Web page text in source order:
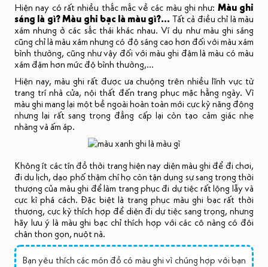
Hiện nay có rất nhiều thắc mắc về các màu ghi như: Màu ghi
sáng là gì? Màu ghi bạc là màu gì?... Tất cả điều chỉ là màu
xám nhưng ở các sắc thái khác nhau. Ví dụ như màu ghi sáng
cũng chỉ là màu xám nhưng có độ sáng cao hơn đối với màu xám
bình thường, cũng như vậy đối với màu ghi đậm là màu có màu
xám đậm hơn mức độ bình thường,...
Hiện nay, màu ghi rất được ưa chuộng trên nhiều lĩnh vực từ
trang trí nhà cửa, nội thất đến trang phục mặc hằng ngày. Vì
màu ghi mang lại một bề ngoài hoàn toàn mới cực kỳ năng động
nhưng lại rất sang trọng đẳng cấp lại còn tạo cảm giác nhẹ
nhàng và ấm áp.
Không ít các tín đồ thời trang hiện nay diện màu ghi để đi chơi,
đi du lịch, dạo phố thậm chí họ còn tận dụng sự sang trọng thời
thượng của màu ghi để làm trang phục đi dự tiệc rất lộng lẫy và
cực kì phá cách. Đặc biệt là trang phục màu ghi bạc rất thời
thượng, cực kỳ thích hợp để diện đi dự tiệc sang trọng, nhưng
hãy lưu ý là màu ghi bạc chỉ thích hợp với các cô nàng có đôi
chân thon gọn, nuột nà.
Bạn yêu thích các món đồ có màu ghi vì chúng hợp với bạn